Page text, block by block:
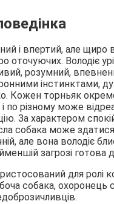
і впертий, але щиро
оточуючих. Володіє
розумний,
інстинктами,
Кожен торньяк
і по різному може
За характером
собака може
але вона володіє
загрозі готова
для ролі
собака, охоронець